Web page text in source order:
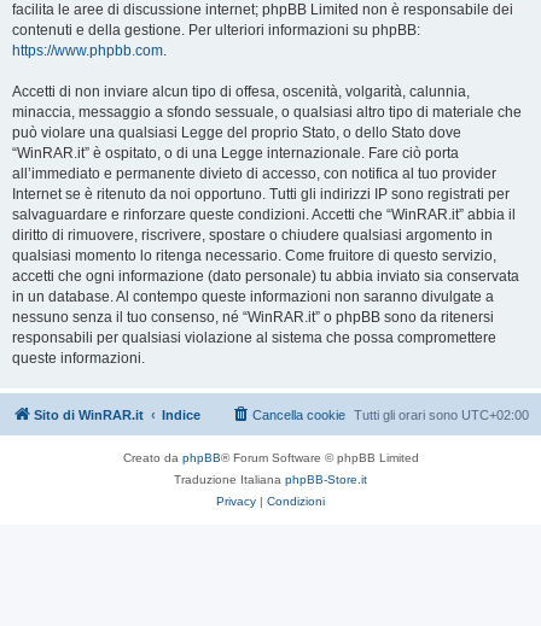
facilita le aree di discussione internet; phpBB Limited non è responsabile dei
contenuti e della gestione. Per ulteriori informazioni su phpBB:
https://www.phpbb.com.
Accetti di non inviare alcun tipo di offesa, oscenità, volgarità, calunnia,
minaccia, messaggio a sfondo sessuale, o qualsiasi altro tipo di materiale che
può violare una qualsiasi Legge del proprio Stato, o dello Stato dove
“WinRAR.it” è ospitato, o di una Legge internazionale. Fare ciò porta
all’immediato e permanente divieto di accesso, con notifica al tuo provider
Internet se è ritenuto da noi opportuno. Tutti gli indirizzi IP sono registrati per
salvaguardare e rinforzare queste condizioni. Accetti che “WinRAR.it” abbia il
diritto di rimuovere, riscrivere, spostare o chiudere qualsiasi argomento in
qualsiasi momento lo ritenga necessario. Come fruitore di questo servizio,
accetti che ogni informazione (dato personale) tu abbia inviato sia conservata
in un database. Al contempo queste informazioni non saranno divulgate a
nessuno senza il tuo consenso, né “WinRAR.it” o phpBB sono da ritenersi
responsabili per qualsiasi violazione al sistema che possa compromettere
queste informazioni.
Sito di WinRAR.it Indice Tutti gli orari sono UTC+02:00
Cancella cookie
Creato da phpBB® Forum Software © phpBB Limited
Traduzione Italiana phpBB-Store.it
Privacy | Condizioni